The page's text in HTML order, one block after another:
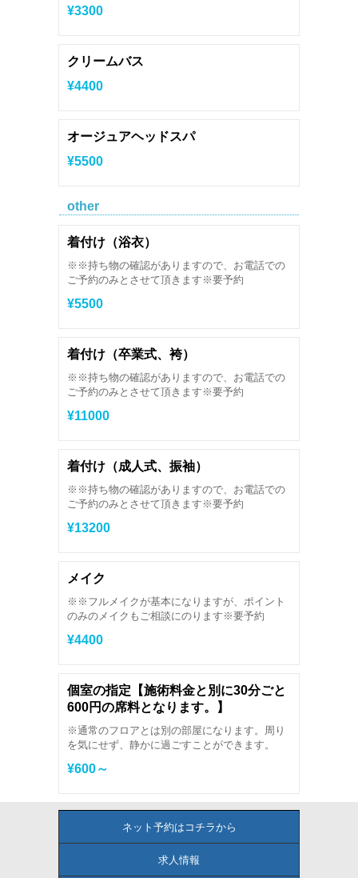
¥3300
クリームバス
¥4400
オージュアヘッドスパ
¥5500
other
着付け（浴衣）
※※持ち物の確認がありますので、お電話での
ご予約のみとさせて頂きます※要予約
¥5500
着付け（卒業式、袴）
※※持ち物の確認がありますので、お電話での
ご予約のみとさせて頂きます※要予約
¥11000
着付け（成人式、振袖）
※※持ち物の確認がありますので、お電話での
ご予約のみとさせて頂きます※要予約
¥13200
メイク
※※フルメイクが基本になりますが、ポイント
のみのメイクもご相談にのります※要予約
¥4400
個室の指定【施術料金と別に30分ごと
600円の席料となります。】
※通常のフロアとは別の部屋になります。周り
を気にせず、静かに過ごすことができます。
¥600～
ネット予約はコチラから
求人情報